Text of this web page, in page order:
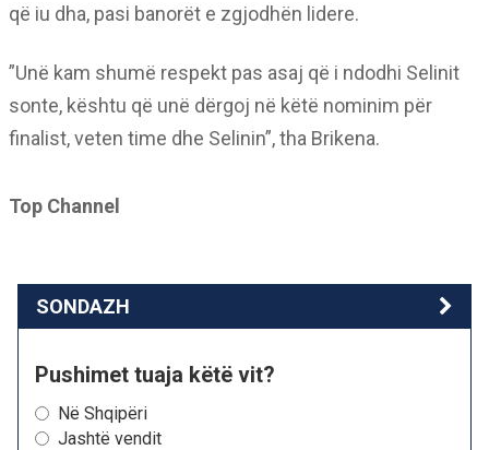
që iu dha, pasi banorët e zgjodhën lidere.
”Unë kam shumë respekt pas asaj që i ndodhi Selinit
sonte, kështu që unë dërgoj në këtë nominim për
finalist, veten time dhe Selinin”, tha Brikena.
Top Channel
SONDAZH
Pushimet tuaja këtë vit?
Në Shqipëri
Jashtë vendit